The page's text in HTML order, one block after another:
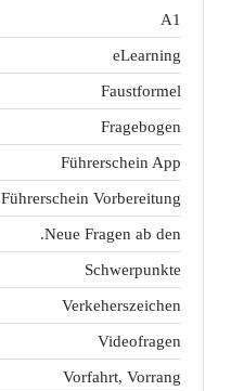
A1
eLearning
Faustformel
Fragebogen
Führerschein App
Führerschein Vorbereitung
Neue Fragen ab den.
Schwerpunkte
Verkeherszeichen
Videofragen
Vorfahrt, Vorrang